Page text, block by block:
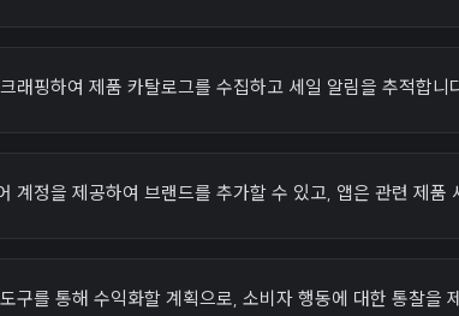
래핑하여 제품 카탈로그를 수집하고 세일 알림을 추적합니
계정을 제공하여 브랜드를 추가할 수 있고, 앱은 관련 제품
구를 통해 수익화할 계획으로, 소비자 행동에 대한 통찰을